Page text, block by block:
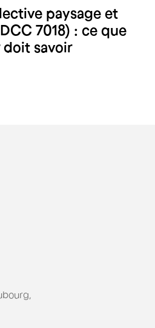
paysage et
7018) : ce que
savoir